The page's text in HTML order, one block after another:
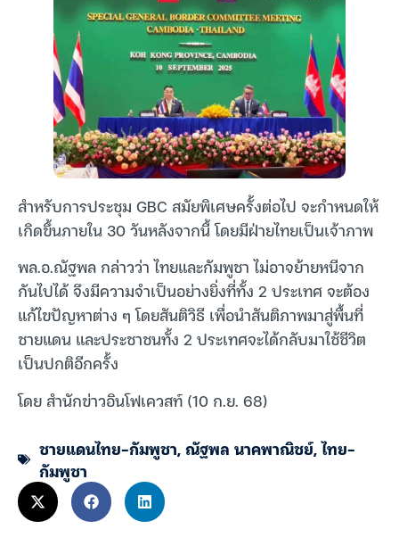
สำหรับการประชุม GBC สมัยพิเศษครั้งต่อไป จะกำหนดให้
เกิดขึ้นภายใน 30 วันหลังจากนี้ โดยมีฝ่ายไทยเป็นเจ้าภาพ
พล.อ.ณัฐพล กล่าวว่า ไทยและกัมพูชา ไม่อาจย้ายหนีจาก
กันไปได้ จึงมีความจำเป็นอย่างยิ่งที่ทั้ง 2 ประเทศ จะต้อง
แก้ไขปัญหาต่าง ๆ โดยสันติวิธี เพื่อนำสันติภาพมาสู่พื้นที่
ชายแดน และประชาชนทั้ง 2 ประเทศจะได้กลับมาใช้ชีวิต
เป็นปกติอีกครั้ง
โดย สำนักข่าวอินโฟเควสท์ (10 ก.ย. 68)
ชายแดนไทย-กัมพูชา,ณัฐพล นาคพาณิชย์,ไทย-
กัมพูชา